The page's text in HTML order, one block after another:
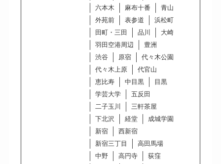
六本木
麻布十番
青山
外苑前
表参道
浜松町
田町・三田
品川
大崎
羽田空港周辺
豊洲
渋谷
原宿
代々木公園
代々木上原
代官山
恵比寿
中目黒
目黒
学芸大学
五反田
二子玉川
三軒茶屋
下北沢
経堂
成城学園
新宿
西新宿
新宿三丁目
高田馬場
中野
高円寺
荻窪